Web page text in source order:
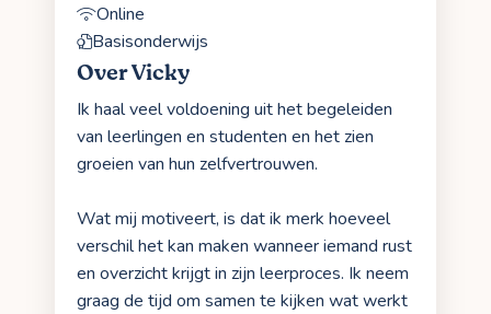
Online
Basisonderwijs
Over Vicky
Ik haal veel voldoening uit het begeleiden
van leerlingen en studenten en het zien
groeien van hun zelfvertrouwen.
Wat mij motiveert, is dat ik merk hoeveel
verschil het kan maken wanneer iemand rust
en overzicht krijgt in zijn leerproces. Ik neem
graag de tijd om samen te kijken wat werkt